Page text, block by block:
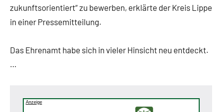
zukunftsorientiert“ zu bewerben, erklärte der Kreis Lippe
in einer Pressemitteilung.
Das Ehrenamt habe sich in vieler Hinsicht neu entdeckt.
…
Anzeige